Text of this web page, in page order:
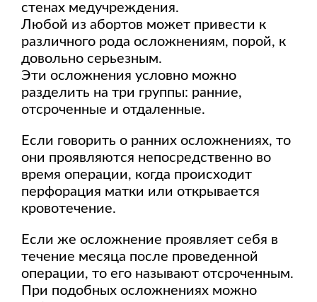
стенах медучреждения.
Любой из абортов может привести к
различного рода осложнениям, порой, к
довольно серьезным.
Эти осложнения условно можно
разделить на три группы: ранние,
отсроченные и отдаленные.
Если говорить о ранних осложнениях, то
они проявляются непосредственно во
время операции, когда происходит
перфорация матки или открывается
кровотечение.
Если же осложнение проявляет себя в
течение месяца после проведенной
операции, то его называют отсроченным.
При подобных осложнениях можно